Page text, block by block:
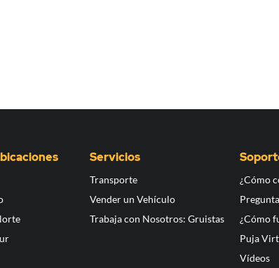
Servicios
Transporte
Vender un Vehículo
Trabaja con Nosotros: Gruistas
¿Cómo
¿Cómo
Puja
Vídeos